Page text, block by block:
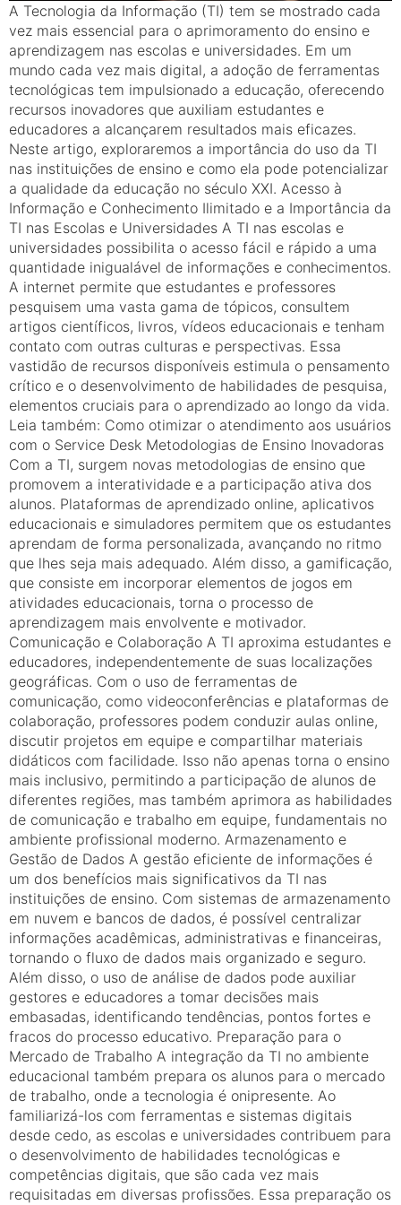
A Tecnologia da Informação (TI) tem se mostrado cada
vez mais essencial para o aprimoramento do ensino e
aprendizagem nas escolas e universidades. Em um
mundo cada vez mais digital, a adoção de ferramentas
tecnológicas tem impulsionado a educação, oferecendo
recursos inovadores que auxiliam estudantes e
educadores a alcançarem resultados mais eficazes.
Neste artigo, exploraremos a importância do uso da TI
nas instituições de ensino e como ela pode potencializar
a qualidade da educação no século XXI. Acesso à
Informação e Conhecimento Ilimitado e a Importância da
TI nas Escolas e Universidades A TI nas escolas e
universidades possibilita o acesso fácil e rápido a uma
quantidade inigualável de informações e conhecimentos.
A internet permite que estudantes e professores
pesquisem uma vasta gama de tópicos, consultem
artigos científicos, livros, vídeos educacionais e tenham
contato com outras culturas e perspectivas. Essa
vastidão de recursos disponíveis estimula o pensamento
crítico e o desenvolvimento de habilidades de pesquisa,
elementos cruciais para o aprendizado ao longo da vida.
Leia também: Como otimizar o atendimento aos usuários
com o Service Desk Metodologias de Ensino Inovadoras
Com a TI, surgem novas metodologias de ensino que
promovem a interatividade e a participação ativa dos
alunos. Plataformas de aprendizado online, aplicativos
educacionais e simuladores permitem que os estudantes
aprendam de forma personalizada, avançando no ritmo
que lhes seja mais adequado. Além disso, a gamificação,
que consiste em incorporar elementos de jogos em
atividades educacionais, torna o processo de
aprendizagem mais envolvente e motivador.
Comunicação e Colaboração A TI aproxima estudantes e
educadores, independentemente de suas localizações
geográficas. Com o uso de ferramentas de
comunicação, como videoconferências e plataformas de
colaboração, professores podem conduzir aulas online,
discutir projetos em equipe e compartilhar materiais
didáticos com facilidade. Isso não apenas torna o ensino
mais inclusivo, permitindo a participação de alunos de
diferentes regiões, mas também aprimora as habilidades
de comunicação e trabalho em equipe, fundamentais no
ambiente profissional moderno. Armazenamento e
Gestão de Dados A gestão eficiente de informações é
um dos benefícios mais significativos da TI nas
instituições de ensino. Com sistemas de armazenamento
em nuvem e bancos de dados, é possível centralizar
informações acadêmicas, administrativas e financeiras,
tornando o fluxo de dados mais organizado e seguro.
Além disso, o uso de análise de dados pode auxiliar
gestores e educadores a tomar decisões mais
embasadas, identificando tendências, pontos fortes e
fracos do processo educativo. Preparação para o
Mercado de Trabalho A integração da TI no ambiente
educacional também prepara os alunos para o mercado
de trabalho, onde a tecnologia é onipresente. Ao
familiarizá-los com ferramentas e sistemas digitais
desde cedo, as escolas e universidades contribuem para
o desenvolvimento de habilidades tecnológicas e
competências digitais, que são cada vez mais
requisitadas em diversas profissões. Essa preparação os